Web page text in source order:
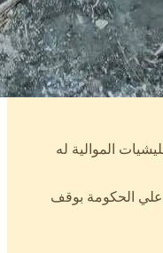
الموالية له
علي الحكومة بوقف